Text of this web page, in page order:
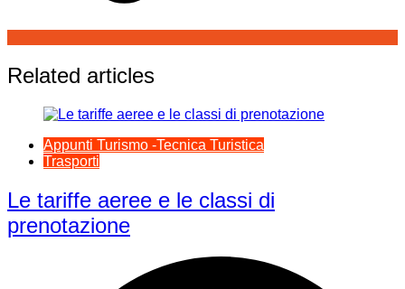
Related articles
Appunti Turismo -Tecnica Turistica
Trasporti
Le tariffe aeree e le classi di
prenotazione